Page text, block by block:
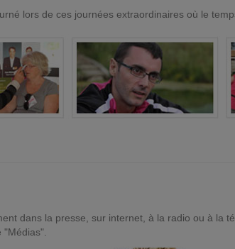
lors de ces journées extraordinaires où le
dans la presse, sur internet, à la radio ou à la
"Médias".